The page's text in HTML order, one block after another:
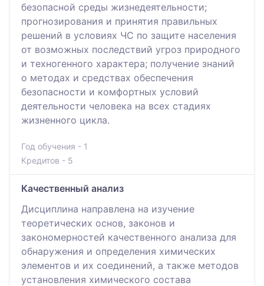
безопасной среды жизнедеятельности;
прогнозирования и принятия правильных
решений в условиях ЧС по защите населения
от возможных последствий угроз природного
и техногенного характера; получение знаний
о методах и средствах обеспечения
безопасности и комфортных условий
деятельности человека на всех стадиях
жизненного цикла.
Год обучения - 1
Кредитов - 5
Качественный анализ
Дисциплина направлена на изучение
теоретических основ, законов и
закономерностей качественного анализа для
обнаружения и определения химических
элементов и их соединений, а также методов
установления химического состава